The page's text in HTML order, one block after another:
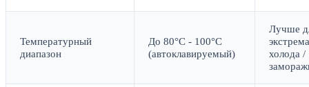
Температурный
диапазон
До 80°C - 100°C
(автоклавируемый)
Лучше
холода /